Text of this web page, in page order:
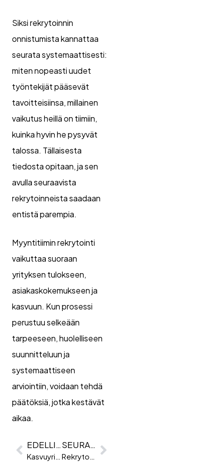
Siksi rekrytoinnin
onnistumista kannattaa
seurata systemaattisesti:
miten nopeasti uudet
työntekijät pääsevät
tavoitteisiinsa, millainen
vaikutus heillä on tiimiin,
kuinka hyvin he pysyvät
talossa. Tällaisesta
tiedosta opitaan, ja sen
avulla seuraavista
rekrytoinneista saadaan
entistä parempia.
Myyntitiimin rekrytointi
vaikuttaa suoraan
yrityksen tulokseen,
asiakaskokemukseen ja
kasvuun. Kun prosessi
perustuu selkeään
tarpeeseen, huolelliseen
suunnitteluun ja
systemaattiseen
arviointiin, voidaan tehdä
päätöksiä, jotka kestävät
aikaa.
EDELLINEN SEURAAVA